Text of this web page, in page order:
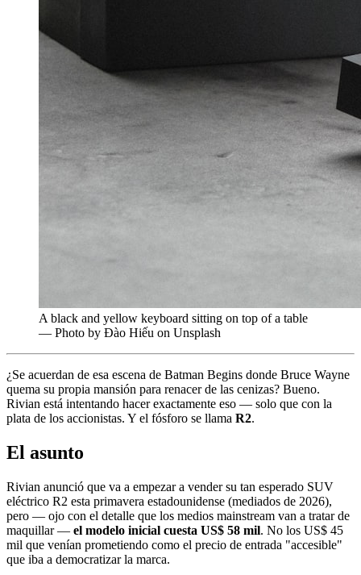
A black and yellow keyboard sitting on top of a table
— Photo by Đào Hiếu on Unsplash
¿Se acuerdan de esa escena de Batman Begins donde Bruce Wayne
quema su propia mansión para renacer de las cenizas? Bueno.
Rivian está intentando hacer exactamente eso — solo que con la
plata de los accionistas. Y el fósforo se llama R2.
El asunto
Rivian anunció que va a empezar a vender su tan esperado SUV
eléctrico R2 esta primavera estadounidense (mediados de 2026),
pero — ojo con el detalle que los medios mainstream van a tratar de
maquillar — el modelo inicial cuesta US$ 58 mil. No los US$ 45
mil que venían prometiendo como el precio de entrada "accesible"
que iba a democratizar la marca.